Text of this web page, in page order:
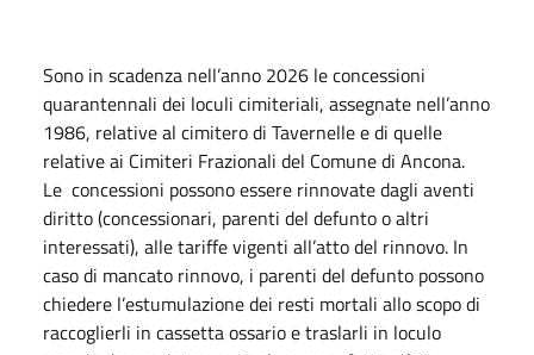
Sono in scadenza nell’anno 2026 le concessioni
quarantennali dei loculi cimiteriali, assegnate nell’anno
1986, relative al cimitero di Tavernelle e di quelle
relative ai Cimiteri Frazionali del Comune di Ancona.
Le concessioni possono essere rinnovate dagli aventi
diritto (concessionari, parenti del defunto o altri
interessati), alle tariffe vigenti all’atto del rinnovo. In
caso di mancato rinnovo, i parenti del defunto possono
chiedere l’estumulazione dei resti mortali allo scopo di
raccoglierli in cassetta ossario e traslarli in loculo